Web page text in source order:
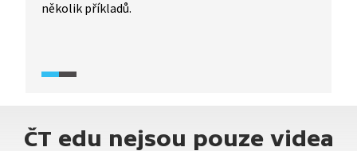
několik příkladů.
ČT edu nejsou pouze videa